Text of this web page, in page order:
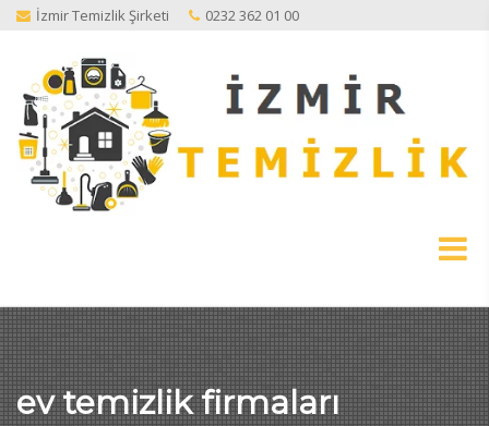
İzmir Temizlik Şirketi 0232 362 01 00
ev temizlik firmaları